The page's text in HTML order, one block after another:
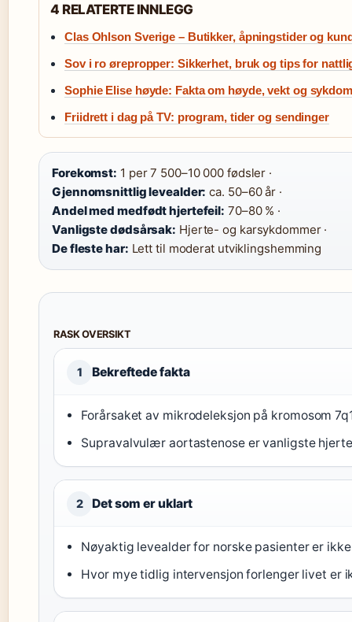
4 RELATERTE INNLEGG
Clas Ohlson Sverige – Butikker, åpningstider og
Sov i ro ørepropper: Sikkerhet, bruk og tips for
Sophie Elise høyde: Fakta om høyde, vekt og sykdom
Friidrett i dag på TV: program, tider og sendinger
Forekomst: 1 per 7 500–10 000 fødsler ·
Gjennomsnittlig levealder: ca. 50–60 år ·
Andel med medfødt hjertefeil: 70–80 % ·
Vanligste dødsårsak: Hjerte- og karsykdommer ·
De fleste har: Lett til moderat utviklingshemming
RASK OVERSIKT
1 Bekreftede fakta
Forårsaket av mikrodeleksjon på kromosom
Supravalvulær aortastenose er vanligste
2 Det som er uklart
Nøyaktig levealder for norske pasienter er
Hvor mye tidlig intervensjon forlenger livet er